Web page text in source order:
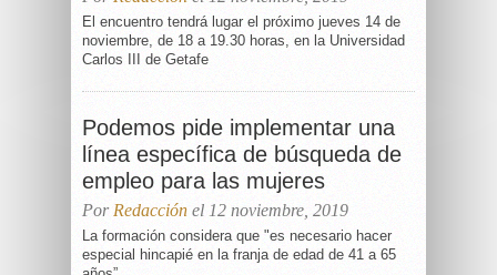
El encuentro tendrá lugar el próximo jueves 14 de
noviembre, de 18 a 19.30 horas, en la Universidad
Carlos III de Getafe
Podemos pide implementar una
línea específica de búsqueda de
empleo para las mujeres
Por Redacción el 12 noviembre, 2019
La formación considera que "es necesario hacer
especial hincapié en la franja de edad de 41 a 65